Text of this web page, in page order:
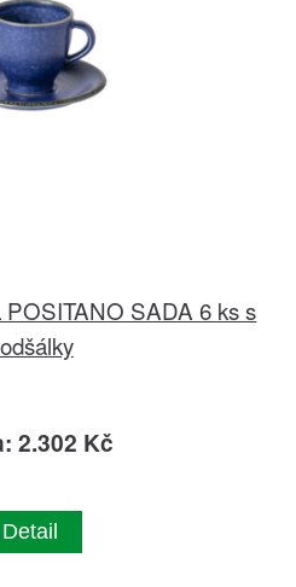
POSITANO SADA 6 ks s
2.302 Kč
Detail